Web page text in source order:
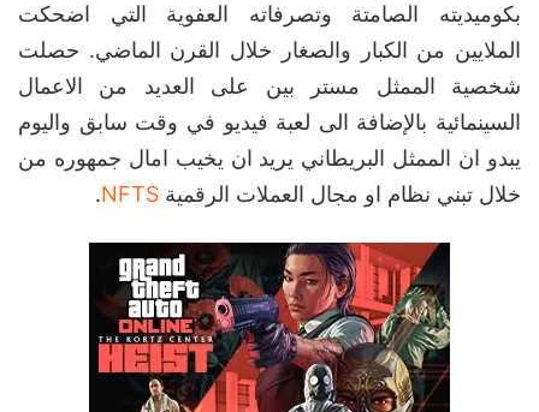
بكوميديته الصامتة وتصرفاته العفوية التي اضحكت
الملايين من الكبار والصغار خلال القرن الماضي. حصلت
شخصية الممثل مستر بين على العديد من الاعمال
السينمائية بالإضافة الى لعبة فيديو في وقت سابق واليوم
يبدو ان الممثل البريطاني يريد ان يخيب امال جمهوره من
خلال تبني نظام او مجال العملات الرقمية NFTS
.